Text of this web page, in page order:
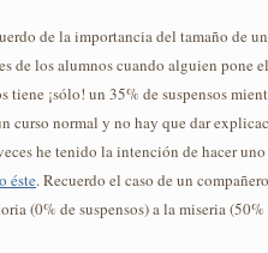
de la importancia del tamaño de
de los alumnos cuando alguien pone
tiene ¡sólo! un 35% de suspensos
curso normal y no hay que dar
he tenido la intención de hacer
éste. Recuerdo el caso de un
(0% de suspensos) a la miseria